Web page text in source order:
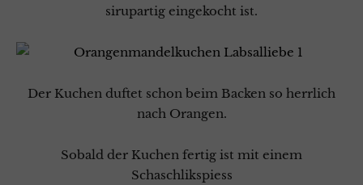
sirupartig eingekocht ist.
Der Kuchen duftet schon beim Backen so herrlich
nach Orangen.
Sobald der Kuchen fertig ist mit einem
Schaschlikspiess